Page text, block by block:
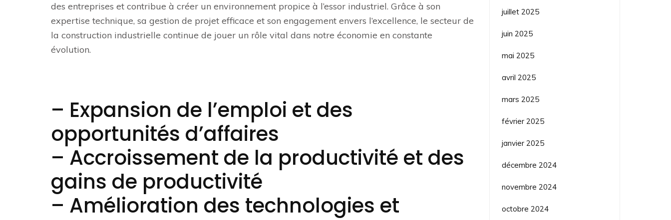
des entreprises et contribue à créer un environnement propice à l’essor industriel. Grâce à son
expertise technique, sa gestion de projet efficace et son engagement envers l’excellence, le secteur de
la construction industrielle continue de jouer un rôle vital dans notre économie en constante
évolution.
– Expansion de l’emploi et des
opportunités d’affaires
– Accroissement de la productivité et des
gains de productivité
– Amélioration des technologies et
juillet 2025
juin 2025
mai 2025
avril 2025
mars 2025
février 2025
janvier 2025
décembre 2024
novembre 2024
octobre 2024